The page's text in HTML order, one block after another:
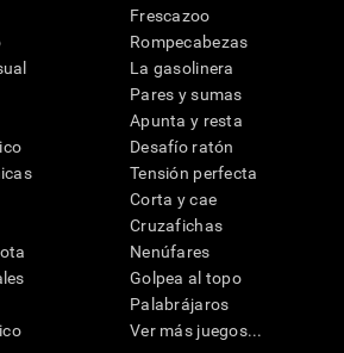
Frescazoo
Rompecabezas
La gasolinera
Pares y sumas
Apunta y resta
Desafío ratón
Tensión perfecta
Corta y cae
Cruzafichas
Nenúfares
Golpea al topo
Palabrájaros
Ver más juegos...